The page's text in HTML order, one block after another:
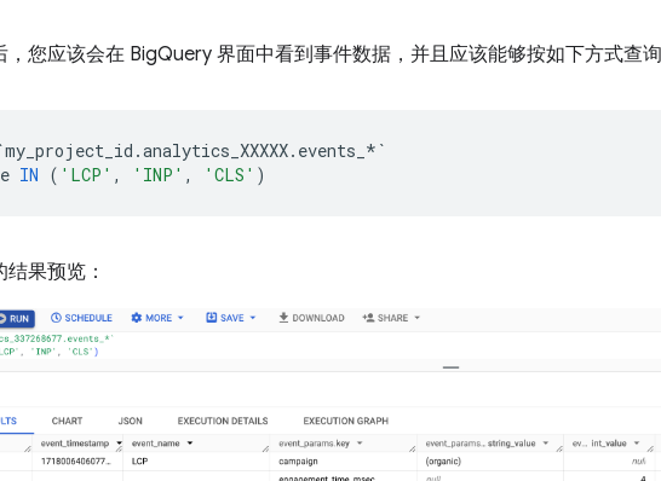
，您应该会在 BigQuery 界面中看到事件数据，并且应该能够按如下方式查
`my_project_id .analytics_XXXXX. events_ *`
IN ( 'LCP' , 'INP' , 'CLS' )
果预览：